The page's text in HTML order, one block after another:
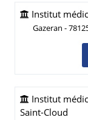
Institut
Gazeran -
Institut
Saint-Cloud